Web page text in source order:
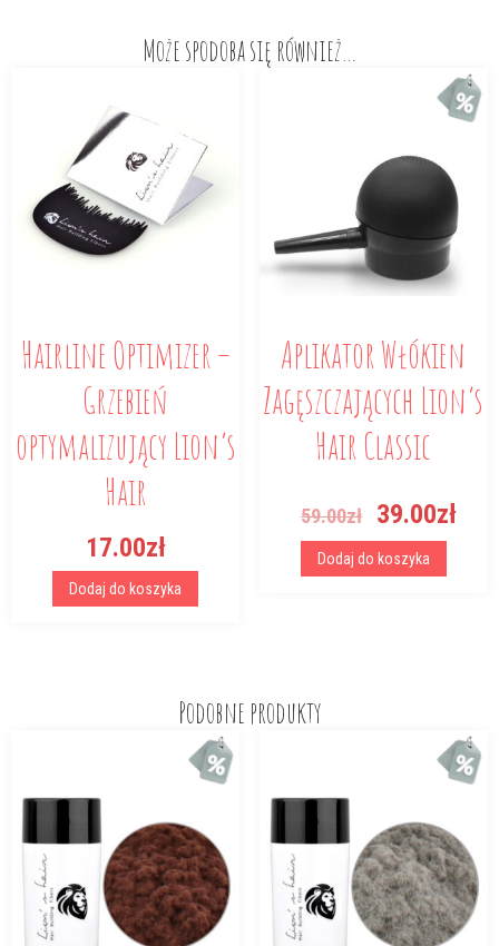
Może spodoba się również…
Hairline Optimizer –
Grzebień
optymalizujący Lion’s
Hair
17.00zł
Dodaj do koszyka
Aplikator Włókien
Zagęszczających Lion’s
Hair Classic
59.00zł
Pierwotna
cena
wynosiła:
39.00zł
Dodaj do koszyka
Podobne produkty